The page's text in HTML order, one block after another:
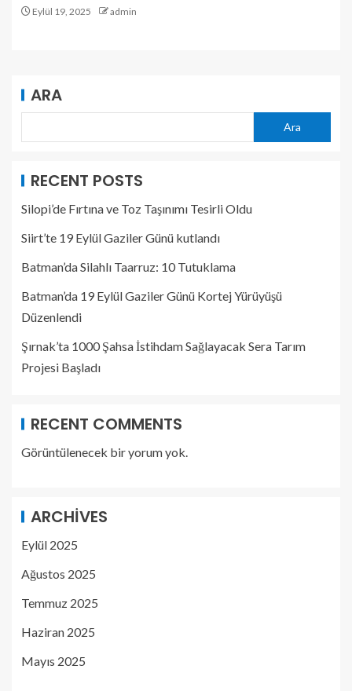
Eylül 19, 2025 admin
ARA
Ara
RECENT POSTS
Silopi’de Fırtına ve Toz Taşınımı Tesirli Oldu
Siirt’te 19 Eylül Gaziler Günü kutlandı
Batman’da Silahlı Taarruz: 10 Tutuklama
Batman’da 19 Eylül Gaziler Günü Kortej Yürüyüşü
Düzenlendi
Şırnak’ta 1000 Şahsa İstihdam Sağlayacak Sera Tarım
Projesi Başladı
RECENT COMMENTS
Görüntülenecek bir yorum yok.
ARCHIVES
Eylül 2025
Ağustos 2025
Temmuz 2025
Haziran 2025
Mayıs 2025